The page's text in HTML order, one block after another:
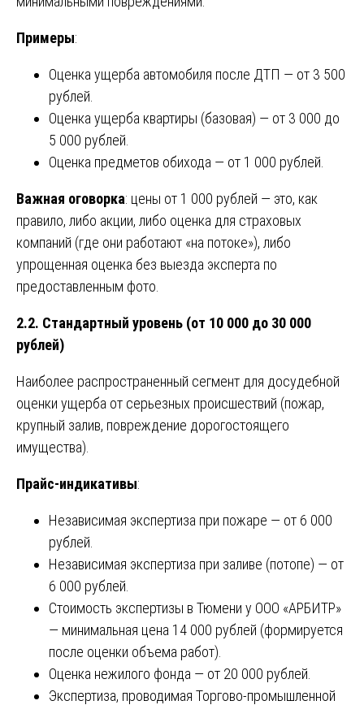
Примеры:
Оценка ущерба автомобиля после ДТП — от 3 500
рублей.
Оценка ущерба квартиры (базовая) — от 3 000 до
5 000 рублей.
Оценка предметов обихода — от 1 000 рублей.
Важная оговорка: цены от 1 000 рублей — это, как
правило, либо акции, либо оценка для страховых
компаний (где они работают «на потоке»), либо
упрощенная оценка без выезда эксперта по
предоставленным фото.
2.2. Стандартный уровень (от 10 000 до 30 000
рублей)
Наиболее распространенный сегмент для досудебной
оценки ущерба от серьезных происшествий (пожар,
крупный залив, повреждение дорогостоящего
имущества).
Прайс-индикативы:
Независимая экспертиза при пожаре — от 6 000
рублей.
Независимая экспертиза при заливе (потопе) — от
6 000 рублей.
Стоимость экспертизы в Тюмени у ООО «АРБИТР»
— минимальная цена 14 000 рублей (формируется
после оценки объема работ).
Оценка нежилого фонда — от 20 000 рублей.
Экспертиза, проводимая Торгово-промышленной